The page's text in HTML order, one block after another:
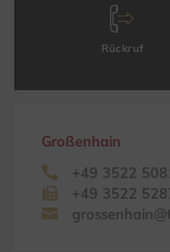
Rückruf
Großenhain
+49 3522
+49 3522